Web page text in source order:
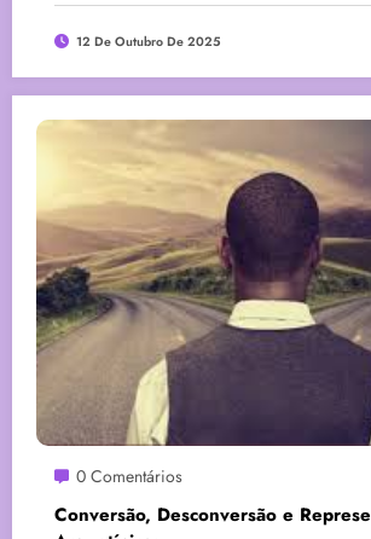
12 De Outubro De 2025
0 Comentários
Conversão, Desconversão e